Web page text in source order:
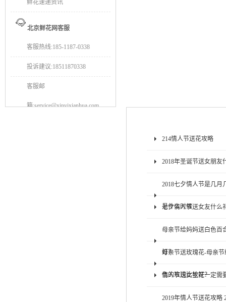
鲜花速递资讯
北京鲜花网客服
客服热线:185-1187-0338
投诉建议:18511870338
客服邮
箱:service@xinyixianhua.com
214情人节送花攻略
2018年圣诞节送女朋友
2018七夕情人节是几月
是什么时候
七夕情人节送女友什么
母亲节给妈妈送白色百
好？
母亲节送玫瑰花-母亲
色的玫瑰比较好？
情人节送女生花一定需
2019年情人节送花攻略